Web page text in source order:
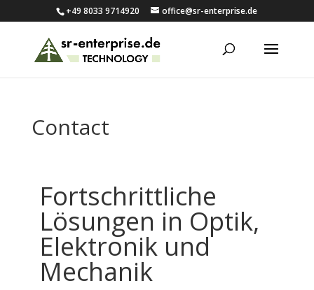
+49 8033 9714920 office@sr-enterprise.de
Contact
Fortschrittliche
Lösungen in Optik,
Elektronik und
Mechanik